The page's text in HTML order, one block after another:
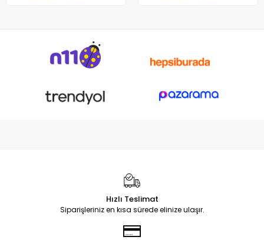
Hızlı Teslimat
Siparişleriniz en kısa sürede elinize ulaşır.